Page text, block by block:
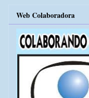
Web Colaboradora